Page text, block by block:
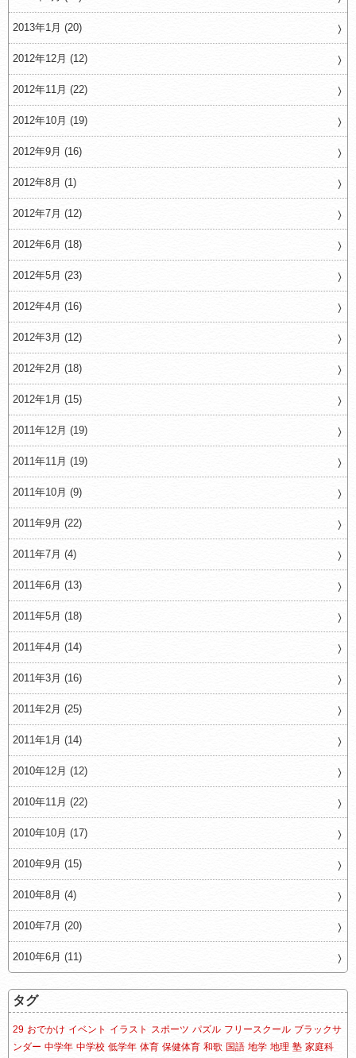
2013年1月 (20)
2012年12月 (12)
2012年11月 (22)
2012年10月 (19)
2012年9月 (16)
2012年8月 (1)
2012年7月 (12)
2012年6月 (18)
2012年5月 (23)
2012年4月 (16)
2012年3月 (12)
2012年2月 (18)
2012年1月 (15)
2011年12月 (19)
2011年11月 (19)
2011年10月 (9)
2011年9月 (22)
2011年7月 (4)
2011年6月 (13)
2011年5月 (18)
2011年4月 (14)
2011年3月 (16)
2011年2月 (25)
2011年1月 (14)
2010年12月 (12)
2010年11月 (22)
2010年10月 (17)
2010年9月 (15)
2010年8月 (4)
2010年7月 (20)
2010年6月 (11)
タグ
29 おでかけ イベント イラスト スポーツ パズル フリースクール ブラックサ
ンダー 中学年 中学校 低学年 体育 保健体育 和歌 国語 地学 地理 塾 家庭科